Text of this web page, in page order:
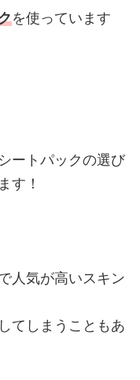
を使っています
ートパックの選び
す！
人気が高いスキン
てしまうこともあ